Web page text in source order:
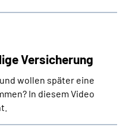
Versicherung
wollen später eine
In diesem Video